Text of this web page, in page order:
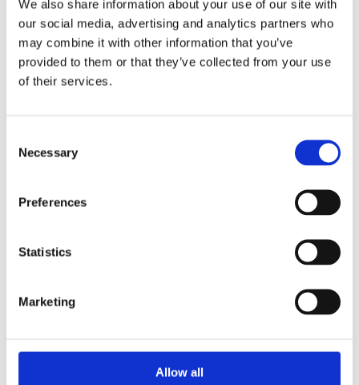
We also share information about your use of our site with
our social media, advertising and analytics partners who
may combine it with other information that you’ve
provided to them or that they’ve collected from your use
of their services.
Selection
Necessary
Preferences
Statistics
Marketing
Allow all
LED, przestrzenie te doskonale nadają się zarówno
dla logistyki, jak i lekkiej produkcji.
Nasze magazyny zapewniają:
podnośnikami i kołnierzami uszczelniającymi,
rampy najazdowe i możliwość indywidualnej
całodobową ochronę i monitoring obiektu.
do rozwoju Twojego biznesu